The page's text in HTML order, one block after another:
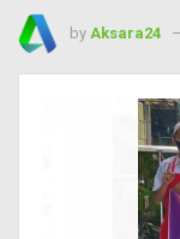
by Aksara24